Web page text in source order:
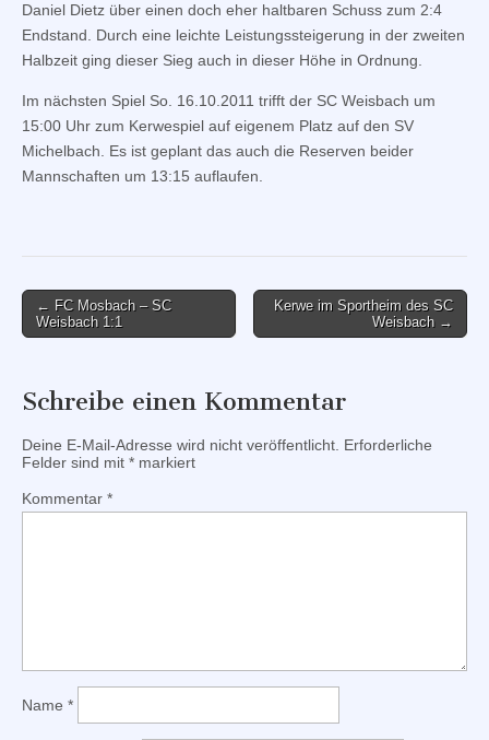
Daniel Dietz über einen doch eher haltbaren Schuss zum 2:4
Endstand. Durch eine leichte Leistungssteigerung in der zweiten
Halbzeit ging dieser Sieg auch in dieser Höhe in Ordnung.
Im nächsten Spiel So. 16.10.2011 trifft der SC Weisbach um
15:00 Uhr zum Kerwespiel auf eigenem Platz auf den SV
Michelbach. Es ist geplant das auch die Reserven beider
Mannschaften um 13:15 auflaufen.
Post
navigation
← FC Mosbach – SC
Weisbach 1:1
Kerwe im Sportheim des SC
Weisbach →
Schreibe einen Kommentar
Deine E-Mail-Adresse wird nicht veröffentlicht. Erforderliche
Felder sind mit * markiert
Kommentar *
Name *